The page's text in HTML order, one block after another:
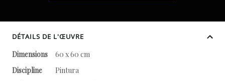
DÉTAILS DE L'ŒUVRE
Dimensions
60 x 60 cm
Discipline
Pintura